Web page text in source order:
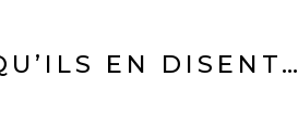
EN DISENT…